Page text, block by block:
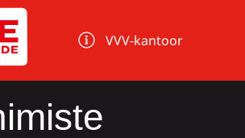
VVV-kantoor